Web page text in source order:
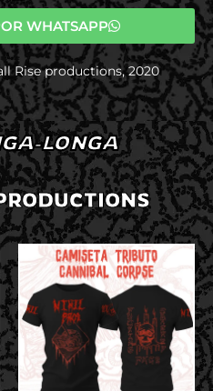
WHATSAPP
Rise productions, 2020
LONGA